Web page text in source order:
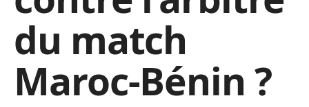
du match
Maroc-Bénin ?